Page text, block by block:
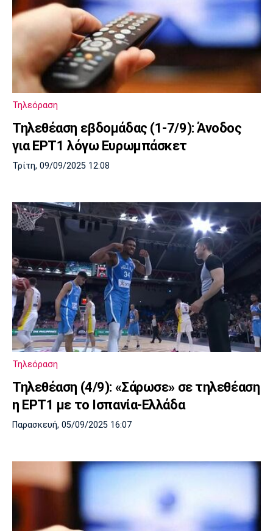
Μονακό
Ερυθρός
Αστέρας
Τότεναμ
Τηλεόραση
Τηλεθέαση εβδομάδας (1-7/9): Άνοδος
για ΕΡΤ1 λόγω Ευρωμπάσκετ
Τρίτη, 09/09/2025 12:08
Τηλεόραση
Τηλεθέαση (4/9): «Σάρωσε» σε τηλεθέαση
η ΕΡΤ1 με το Ισπανία-Ελλάδα
Παρασκευή, 05/09/2025 16:07